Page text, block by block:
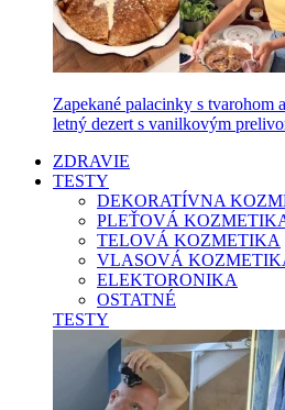
Zapekané palacinky s tvarohom
letný dezert s vanilkovým
ZDRAVIE
TESTY
DEKORATÍVNA
PLEŤOVÁ
TELOVÁ KOZMETIKA
VLASOVÁ
ELEKTORONIKA
OSTATNÉ
TESTY